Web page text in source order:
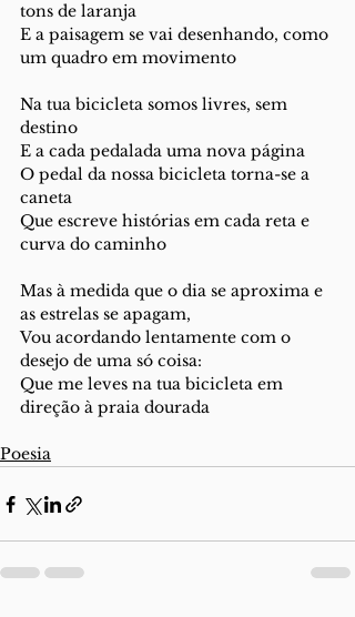
tons de laranja
E a paisagem se vai desenhando, como
um quadro em movimento
Na tua bicicleta somos livres, sem
destino
E a cada pedalada uma nova página
O pedal da nossa bicicleta torna-se a
caneta
Que escreve histórias em cada reta e
curva do caminho
Mas à medida que o dia se aproxima e
as estrelas se apagam,
Vou acordando lentamente com o
desejo de uma só coisa:
Que me leves na tua bicicleta em
direção à praia dourada
Poesia